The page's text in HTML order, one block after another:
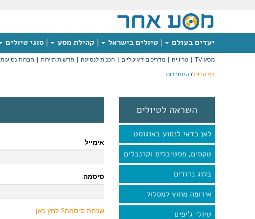
יעדים בעולם טיולים בישראל קהילת מסע סוגי טיולים
מסע TV טריוויה מדריכים דיגיטליים הכנות לנסיעה חדשות תיירות חברות נסיעות
דף הבית/ התחברות
השראה לטיולים
לאן כדאי לנסוע באוגוסט
טקסים, פסטיבלים וקרנבלים
בלוג נדודים
אירופה מחוץ למסלול
טיולי ג'יפים
אימייל
סיסמה
שכחת סיסמה? לחץ כאן